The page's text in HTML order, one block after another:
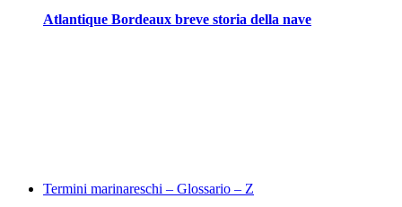
Atlantique Bordeaux breve storia della nave
Termini marinareschi – Glossario – Z